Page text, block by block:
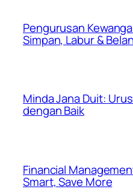
Pengurusan
Simpan, Labur &
Minda Jana Duit:
dengan Baik
Financial
Smart, Save More